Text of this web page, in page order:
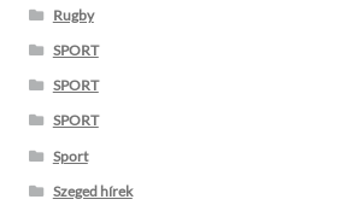
Rugby
SPORT
SPORT
SPORT
Sport
Szeged hírek